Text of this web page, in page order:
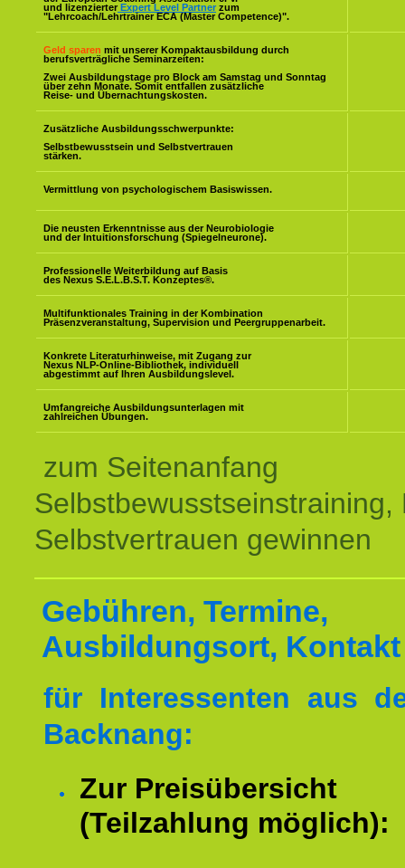
und lizenzierter Expert Level Partner zum
"Lehrcoach/Lehrtrainer ECA (Master Competence)".
Geld sparen mit unserer Kompaktausbildung durch
berufsverträgliche Seminarzeiten:
Zwei Ausbildungstage pro Block am Samstag und Sonntag
über zehn Monate. Somit entfallen zusätzliche
Reise- und Übernachtungskosten.
Zusätzliche Ausbildungsschwerpunkte:
Selbstbewusstsein und Selbstvertrauen
stärken.
Vermittlung von psychologischem Basiswissen.
Die neusten Erkenntnisse aus der Neurobiologie
und der Intuitionsforschung (Spiegelneurone).
Professionelle Weiterbildung auf Basis
des Nexus S.E.L.B.S.T. Konzeptes®.
Multifunktionales Training in der Kombination
Präsenzveranstaltung, Supervision und Peergruppenarbeit.
Konkrete Literaturhinweise, mit Zugang zur
Nexus NLP-Online-Bibliothek, individuell
abgestimmt auf Ihren Ausbildungslevel.
Umfangreiche Ausbildungsunterlagen mit
zahlreichen Übungen.
zum Seitenanfang
Selbstbewusstseinstraining,
Selbstvertrauen gewinnen
Gebühren, Termine,
Ausbildungsort, Kontakt
für Interessenten aus
Backnang:
Zur Preisübersicht
(Teilzahlung möglich):